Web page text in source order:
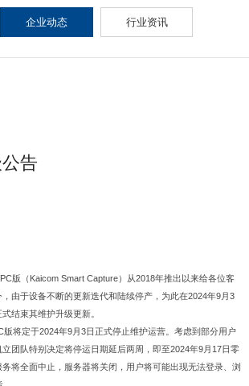
企业动态 行业资讯
告
版（Kaicom Smart Capture）从2018年推出以来给各位客
由于设备不断的更新迭代和陆续停产，为此在2024年9月3
结束其维护升级更新。
版将定于2024年9月3日正式停止维护运营。考虑到部分用户
团队特别决定将停运日期延后两周，即至2024年9月17日零
将全面中止，服务器将关闭，用户将可能出现无法登录、浏